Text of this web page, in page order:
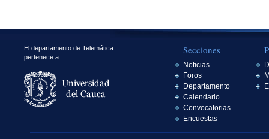
El departamento de Telemática
pertenece a:
Secciones
Noticias
Foros
Departamento
Calendario
Convocatorias
Encuestas